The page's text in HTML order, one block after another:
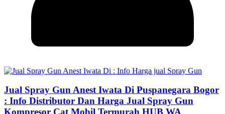
Jual Spray Gun Anest Iwata Di Puspanegara Bogor
: Info Distributor Dan Harga Jual Spray Gun
Kompresor Cat Mobil Termurah HUB WA